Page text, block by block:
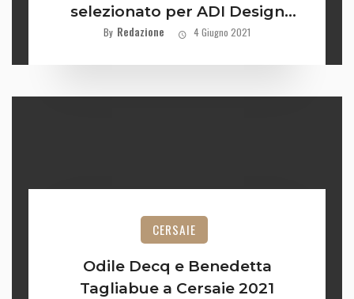
selezionato per ADI Design
Index 2020
By Redazione 4 Giugno 2021
CERSAIE
Odile Decq e Benedetta
Tagliabue a Cersaie 2021